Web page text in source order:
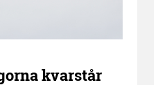
kvarstår